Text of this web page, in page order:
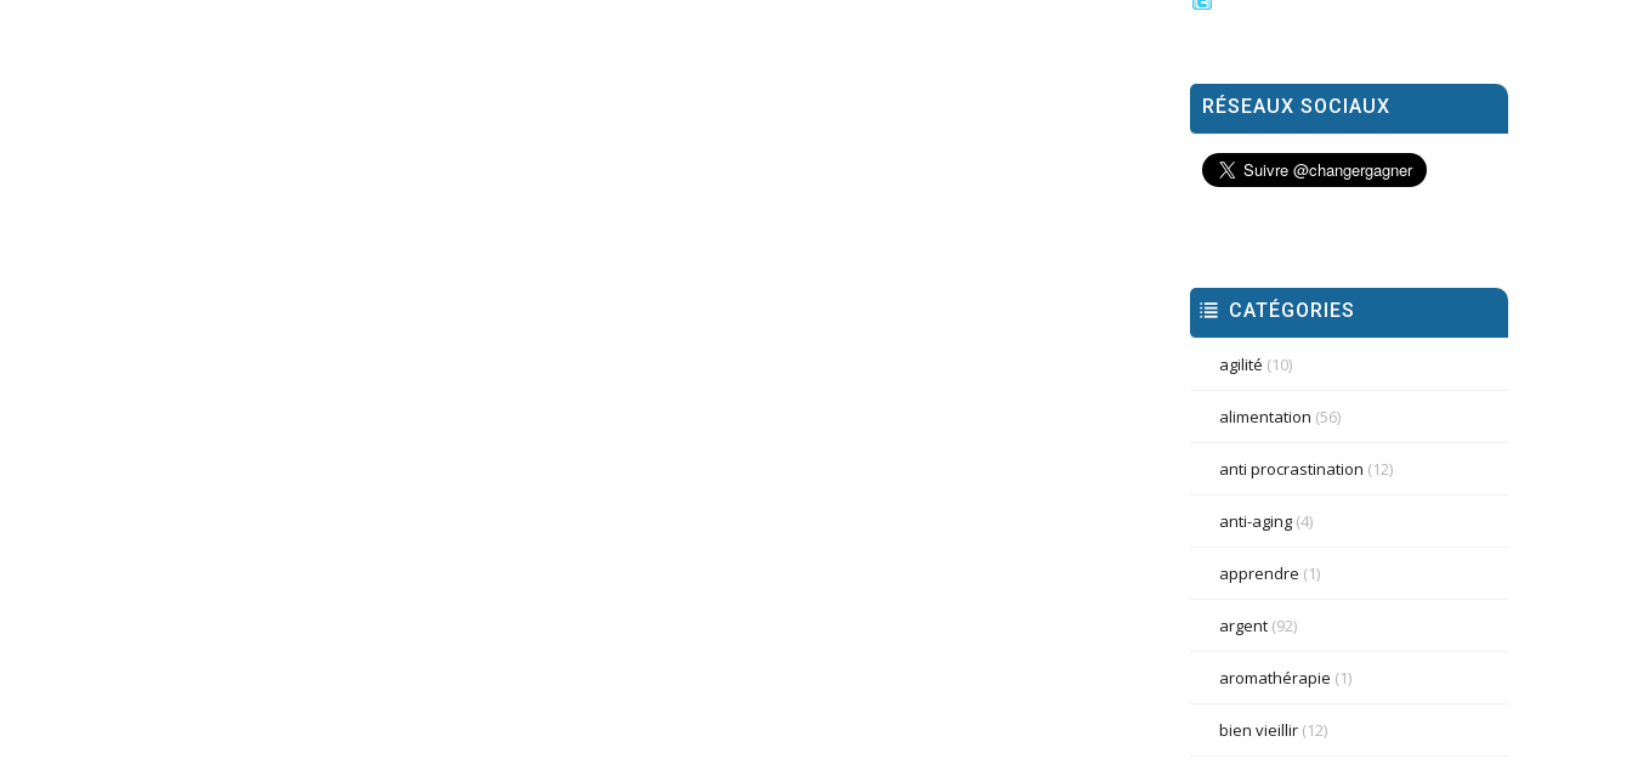
RÉSEAUX SOCIAUX
CATÉGORIES
agilité (10)
alimentation (56)
anti procrastination (12)
anti-aging(4)
apprendre (1)
argent(92)
aromathérapie (1)
bien vieillir(12)